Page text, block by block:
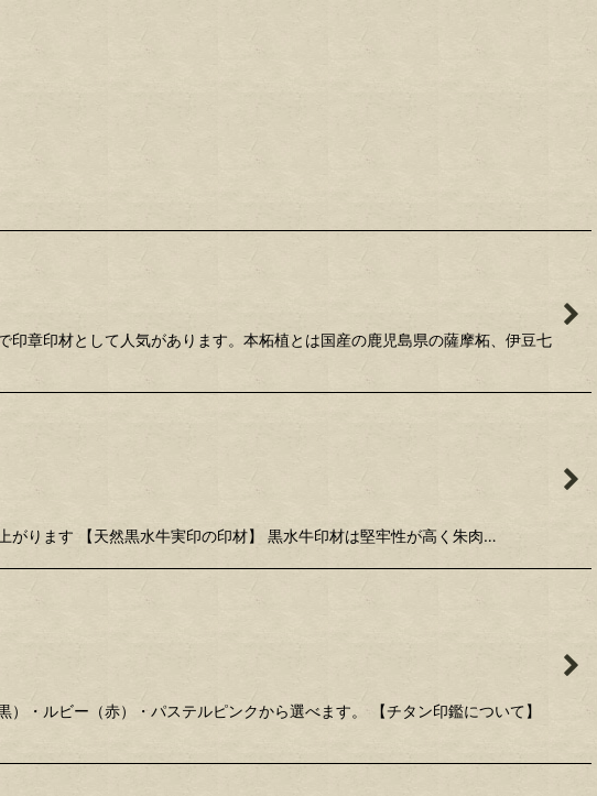
章印材として人気があります。本柘植とは国産の鹿児島県の薩摩柘、伊豆七
がります 【天然黒水牛実印の印材】 黒水牛印材は堅牢性が高く朱肉…
・ルビー（赤）・パステルピンクから選べます。 【チタン印鑑について】